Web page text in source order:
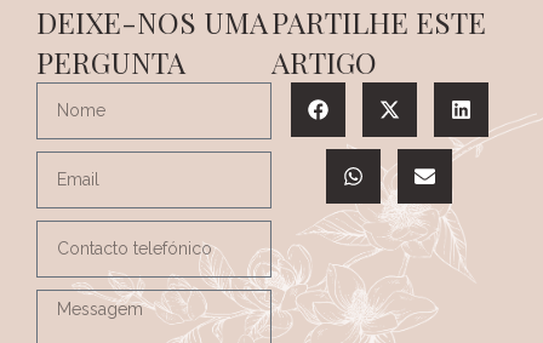
DEIXE-NOS UMA
PERGUNTA
PARTILHE ESTE
ARTIGO